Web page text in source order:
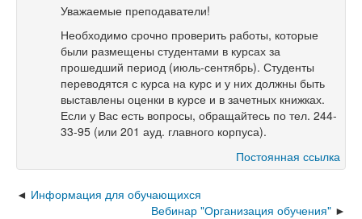
Уважаемые преподаватели!
Необходимо срочно проверить работы, которые
были размещены студентами в курсах за
прошедший период (июль-сентябрь). Студенты
переводятся с курса на курс и у них должны быть
выставлены оценки в курсе и в зачетных книжках.
Если у Вас есть вопросы, обращайтесь по тел. 244-
33-95 (или 201 ауд. главного корпуса).
Постоянная ссылка
Информация для обучающихся
Вебинар "Организация обучения"